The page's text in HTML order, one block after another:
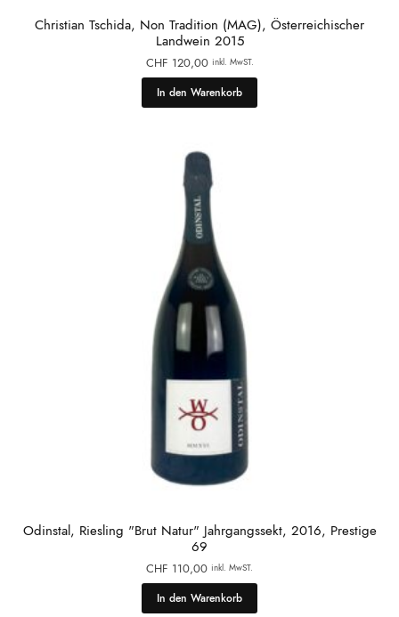
Christian Tschida, Non Tradition (MAG), Österreichischer
Landwein 2015
CHF 120,00 inkl. MwST.
In den Warenkorb
Odinstal, Riesling "Brut Natur" Jahrgangssekt, 2016, Prestige
69
CHF 110,00 inkl. MwST.
In den Warenkorb